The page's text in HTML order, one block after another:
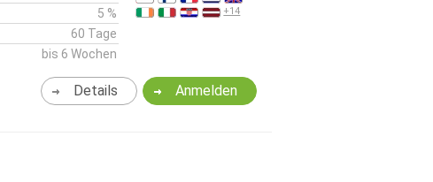
5 %
60 Tage
bis 6 Wochen
+14
Anmelden
Details